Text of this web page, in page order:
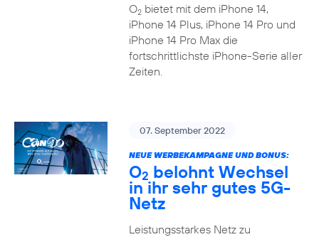
O2bietet mit dem iPhone 14,
iPhone 14 Plus, iPhone 14 Pro und
iPhone 14 Pro Max die
fortschrittlichste iPhone-Serie aller
Zeiten.
07. September 2022
NEUE WERBEKAMPAGNE UND BONUS:
O2 belohnt Wechsel
in ihr sehr gutes 5G-
Netz
Leistungsstarkes Netz zu